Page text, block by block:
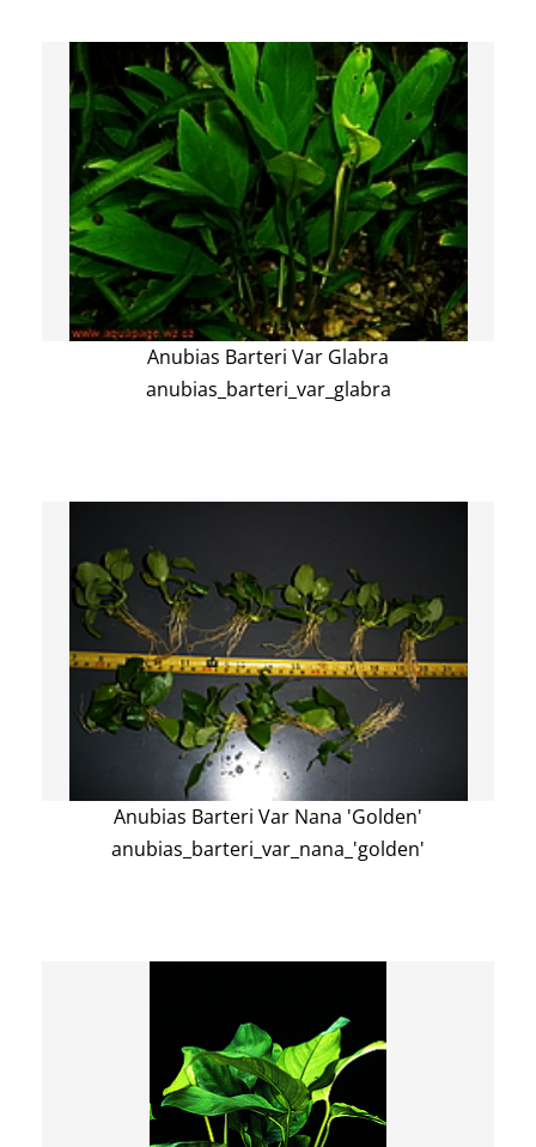
Anubias Barteri Var Glabra
anubias_barteri_var_glabra
Anubias Barteri Var Nana 'Golden'
anubias_barteri_var_nana_'golden'